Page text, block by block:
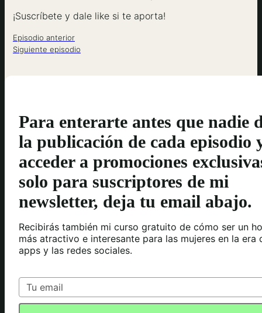
¡Suscríbete y dale like si te aporta!
Episodio anterior
Siguiente episodio
Para enterarte antes que nadie
la publicación de cada episodio
acceder a promociones
solo para suscriptores de mi
newsletter, deja tu email abajo.
Recibirás también mi curso gratuito de cómo ser un
más atractivo e interesante para las mujeres en la era
apps y las redes sociales.